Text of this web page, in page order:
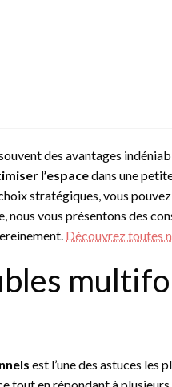
des avantages
l’espacedans une
stratégiques, vous
vous présentons des
Découvrez toutes
est l’une des astuces les